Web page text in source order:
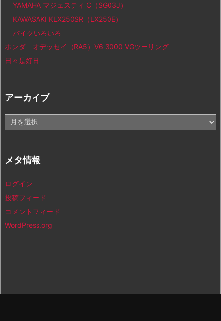
YAMAHA マジェスティ C（SG03J）
KAWASAKI KLX250SR（LX250E）
バイクいろいろ
ホンダ オデッセイ（RA5）V6 3000 VGツーリング
日々是好日
アーカイブ
ー
ブ
メタ情報
ログイン
投稿フィード
コメントフィード
WordPress.org